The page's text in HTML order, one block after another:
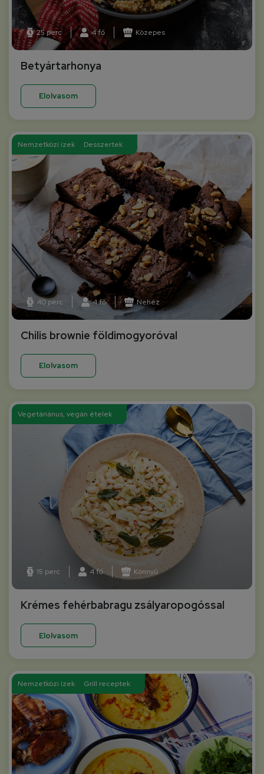
25 perc 4 fő Közepes
Betyártarhonya
Elolvasom
Nemzetközi ízek Desszertek
40 perc 4 fő Nehéz
Chilis brownie földimogyoróval
Elolvasom
Vegetáriánus, vegán ételek
15 perc 4 fő Könnyű
Krémes fehérbabragu zsályaropogóssal
Elolvasom
Nemzetközi ízek Grill receptek